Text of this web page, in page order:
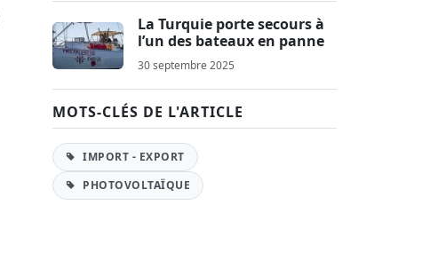
La Turquie porte secours à
l’un des bateaux en panne
30 septembre 2025
MOTS-CLÉS DE L'ARTICLE
IMPORT - EXPORT
PHOTOVOLTAÏQUE